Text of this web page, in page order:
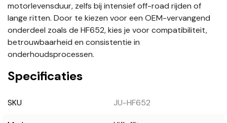
motorlevensduur, zelfs bij intensief off-road rijden of
lange ritten. Door te kiezen voor een OEM-vervangend
onderdeel zoals de HF652, kies je voor compatibiliteit,
betrouwbaarheid en consistentie in
onderhoudsprocessen.
Specificaties
SKU JU-HF652